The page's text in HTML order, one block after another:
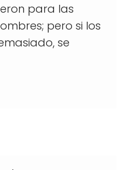
para las
pero si los
se